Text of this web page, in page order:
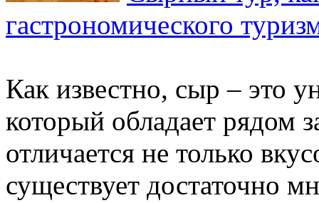
гастрономического
Как известно, сыр – это
который обладает рядом
отличается не только
существует достаточно